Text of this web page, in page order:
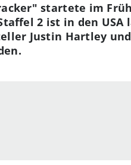
startete im
2 ist in den
Justin Hartley